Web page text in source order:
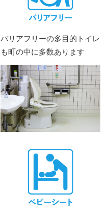
バリアフリーの多目的トイレ
も町の中に多数あります